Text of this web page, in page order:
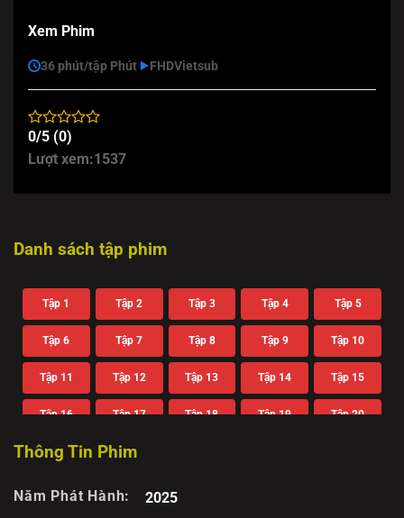
Xem Phim
36 phút/tập Phút FHDVietsub
0/5 (0)
Lượt xem:1537
Danh sách tập phim
Tập 1 Tập 2 Tập 3 Tập 4 Tập 5
Tập 6 Tập 7 Tập 8 Tập 9 Tập 10
Tập 11 Tập 12 Tập 13 Tập 14 Tập 15
Tập 16 Tập 17 Tập 18 Tập 19 Tập 20
Tập 21 Tập 22
Thông Tin Phim
Năm Phát Hành:
2025